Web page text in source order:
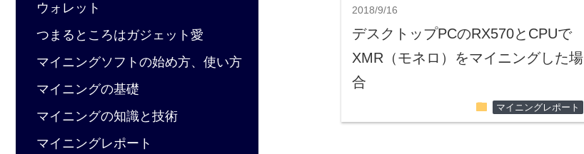
2018/9/16
デスクトップPCのRX570とCPUで
XMR（モネロ）をマイニングした場
合
folder マイニングレポート
ウォレット
つまるところはガジェット愛
マイニングソフトの始め方、使い方
マイニングの基礎
マイニングの知識と技術
マイニングレポート